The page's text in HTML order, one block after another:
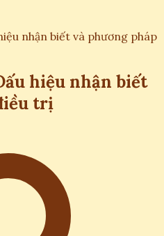
nhận biết và phương pháp
hiệu nhận biết
trị